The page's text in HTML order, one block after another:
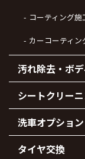
コーティング施
カーコーティ
汚れ除去・ボ
シートクリー
洗車オプション
タイヤ交換